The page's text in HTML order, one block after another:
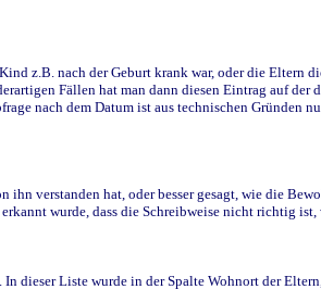
z.B. nach der Geburt krank war, oder die Eltern
Fällen hat man dann diesen Eintrag auf der
nach dem Datum ist aus technischen Gründen
verstanden hat, oder besser gesagt, wie die
wurde, dass die Schreibweise nicht richtig
Liste wurde in der Spalte Wohnort der